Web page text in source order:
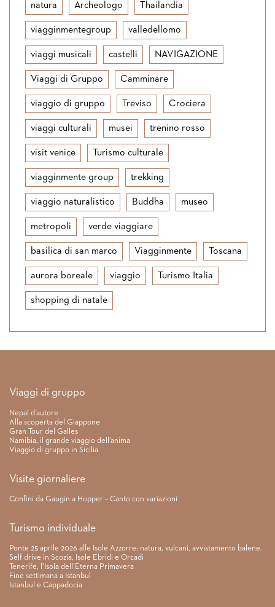
natura Archeologo Thailandia
viagginmentegroup valledellomo
viaggi musicali castelli NAVIGAZIONE
Viaggi di Gruppo Camminare
viaggio di gruppo Treviso Crociera
viaggi culturali musei trenino rosso
visit venice Turismo culturale
viagginmente group trekking
viaggio naturalistico Buddha museo
metropoli verde viaggiare
basilica di san marco Viagginmente Toscana
aurora boreale viaggio Turismo Italia
shopping di natale
Link rapidi
Viaggi di gruppo
Nepal d’autore
Alla scoperta del Giappone
Gran Tour del Galles
Namibia, il grande viaggio dell’anima
Viaggio di gruppo in Sicilia
Visite giornaliere
Confini da Gaugin a Hopper – Canto con variazioni
Turismo individuale
Ponte 25 aprile 2026 alle Isole Azzorre: natura, vulcani, avvistamento balene.
Self drive in Scozia, Isole Ebridi e Orcadi
Tenerife, l’Isola dell’Eterna Primavera
Fine settimana a Istanbul
Istanbul e Cappadocia